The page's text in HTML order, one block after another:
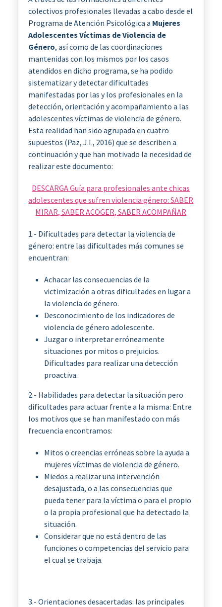
colectivos profesionales llevadas a cabo desde el
Programa de Atención Psicológica a Mujeres
Adolescentes Víctimas de Violencia de
Género, así como de las coordinaciones
mantenidas con los mismos por los casos
atendidos en dicho programa, se ha podido
sistematizar y detectar dificultades
manifestadas por las y los profesionales en la
detección, orientación y acompañamiento a las
adolescentes víctimas de violencia de género.
Esta realidad han sido agrupada en cuatro
supuestos (Paz, J.I., 2016) que se describen a
continuación y que han motivado la necesidad de
realizar este documento:
DESCARGA Guía para profesionales ante chicas
adolescentes que sufren violencia género: SABER
MIRAR, SABER ACOGER, SABER ACOMPAÑAR
1.- Dificultades para detectar la violencia de
género: entre las dificultades más comunes se
encuentran:
Achacar las consecuencias de la
victimización a otras dificultades en lugar a
la violencia de género.
Desconocimiento de los indicadores de
violencia de género adolescente.
Juzgar o interpretar erróneamente
situaciones por mitos o prejuicios.
Dificultades para realizar una detección
proactiva.
2.- Habilidades para detectar la situación pero
dificultades para actuar frente a la misma: Entre
los motivos que se han manifestado con más
frecuencia encontramos:
Mitos o creencias erróneas sobre la ayuda a
mujeres víctimas de violencia de género.
Miedos a realizar una intervención
desajustada, o a las consecuencias que
pueda tener para la víctima o para el propio
o la propia profesional que ha detectado la
situación.
Considerar que no está dentro de las
funciones o competencias del servicio para
el cual se trabaja.
3.- Orientaciones desacertadas: las principales